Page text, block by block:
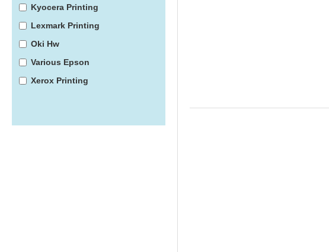
Kyocera Printing
Lexmark Printing
Oki Hw
Various Epson
Xerox Printing